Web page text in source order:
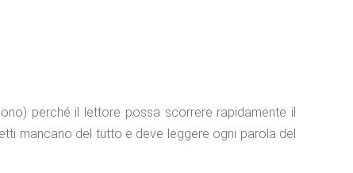
perché il lettore possa scorrere rapidamente il
mancano del tutto e deve leggere ogni parola del